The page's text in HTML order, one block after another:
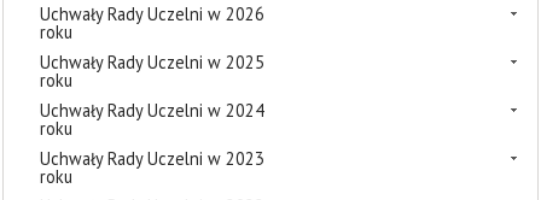
Uchwały Rady Uczelni w 2026
roku
Uchwały Rady Uczelni w 2025
roku
Uchwały Rady Uczelni w 2024
roku
Uchwały Rady Uczelni w 2023
roku